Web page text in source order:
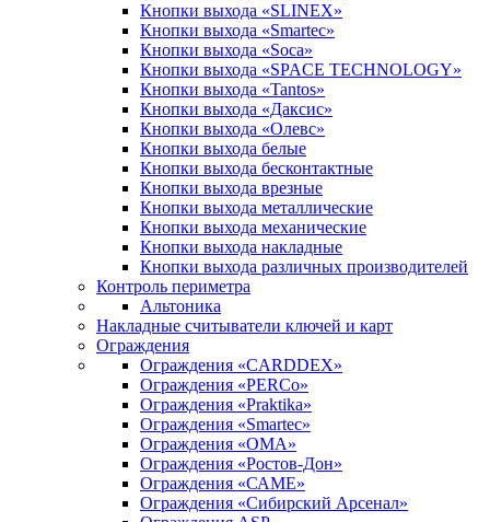
Кнопки выхода «SLINEX»
Кнопки выхода «Smartec»
Кнопки выхода «Soca»
Кнопки выхода «SPACE TECHNOLOGY»
Кнопки выхода «Tantos»
Кнопки выхода «Даксис»
Кнопки выхода «Олевс»
Кнопки выхода белые
Кнопки выхода бесконтактные
Кнопки выхода врезные
Кнопки выхода металлические
Кнопки выхода механические
Кнопки выхода накладные
Кнопки выхода различных производителей
Контроль периметра
Альтоника
Накладные считыватели ключей и карт
Ограждения
Ограждения «CARDDEX»
Ограждения «PERCo»
Ограждения «Praktika»
Ограждения «Smartec»
Ограждения «ОМА»
Ограждения «Ростов-Дон»
Ограждения «САМЕ»
Ограждения «Сибирский Арсенал»